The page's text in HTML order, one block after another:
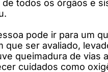
todos os órgãos e
pode ir para um
que ser avaliado,
queimadura de
cuidados como